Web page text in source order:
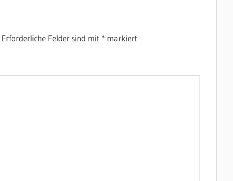
Erforderliche Felder sind mit *markiert